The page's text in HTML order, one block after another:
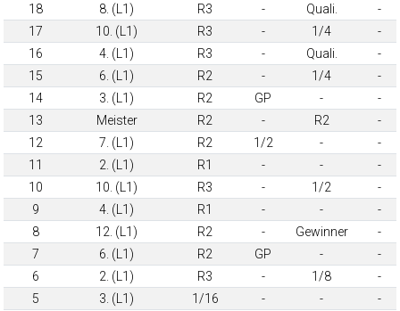
18
8. (L1) R3 - Quali.
-
17
10. (L1) R3 - 1/4
-
16
4. (L1) R3 - Quali.
-
15
6. (L1) R2 - 1/4
-
14
3. (L1) R2 GP -
-
13
Meister R2 - R2
-
12
7. (L1) R2 1/2 -
-
11
2. (L1) R1 - -
-
10
10. (L1) R3 - 1/2
-
9
4. (L1) R1 - -
-
8
12. (L1) R2 - Gewinner
-
7
6. (L1) R2 GP -
-
6
2. (L1) R3 - 1/8
-
5
3. (L1) 1/16 - -
-